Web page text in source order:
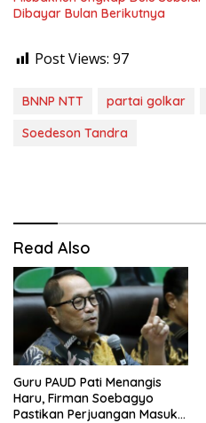
Dibayar Bulan Berikutnya
Post Views: 97
BNNP NTT partai golkar
Soedeson Tandra
Read Also
Guru PAUD Pati Menangis
Haru, Firman Soebagyo
Pastikan Perjuangan Masuk